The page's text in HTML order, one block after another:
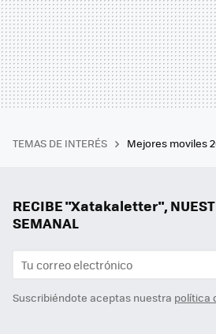
TEMAS DE INTERÉS Mejores moviles
RECIBE "Xatakaletter",
SEMANAL
Suscribiéndote aceptas nuestra política